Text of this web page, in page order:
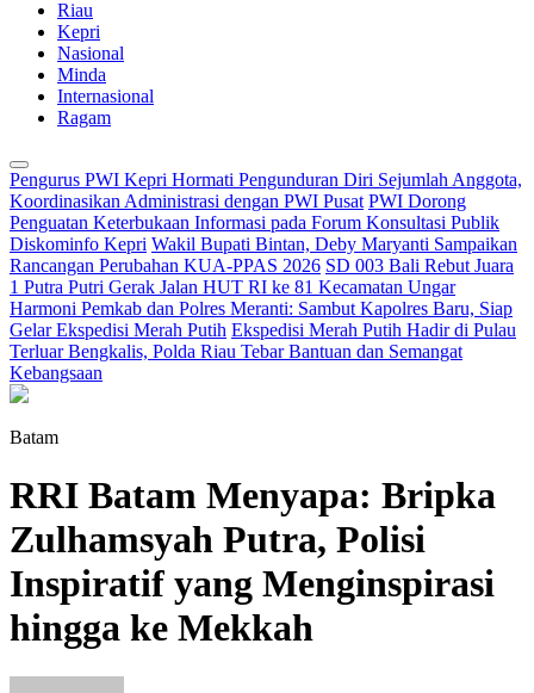
Riau
Kepri
Nasional
Minda
Internasional
Ragam
Pengurus PWI Kepri Hormati Pengunduran Diri Sejumlah Anggota,
Koordinasikan Administrasi dengan PWI Pusat PWI Dorong
Penguatan Keterbukaan Informasi pada Forum Konsultasi Publik
Diskominfo Kepri Wakil Bupati Bintan, Deby Maryanti Sampaikan
Rancangan Perubahan KUA-PPAS 2026 SD 003 Bali Rebut Juara
1 Putra Putri Gerak Jalan HUT RI ke 81 Kecamatan Ungar
Harmoni Pemkab dan Polres Meranti: Sambut Kapolres Baru, Siap
Gelar Ekspedisi Merah Putih Ekspedisi Merah Putih Hadir di Pulau
Terluar Bengkalis, Polda Riau Tebar Bantuan dan Semangat
Kebangsaan
Batam
RRI Batam Menyapa: Bripka
Zulhamsyah Putra, Polisi
Inspiratif yang Menginspirasi
hingga ke Mekkah